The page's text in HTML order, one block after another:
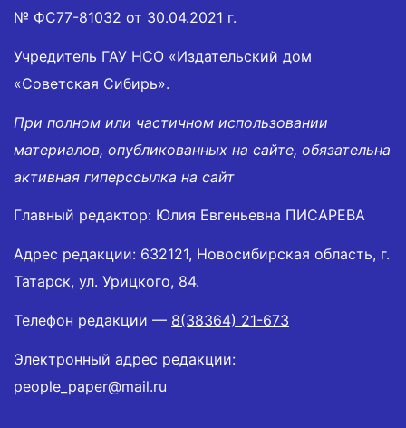
№ ФС77-81032 от 30.04.2021 г.
Учредитель ГАУ НСО «Издательский дом
«Советская Сибирь».
При полном или частичном использовании
материалов, опубликованных на сайте, обязательна
активная гиперссылка на сайт
Главный редактор: Юлия Евгеньевна ПИСАРЕВА
Адрес редакции: 632121, Новосибирская область, г.
Татарск, ул. Урицкого, 84.
Телефон редакции — 8(38364) 21-673
Электронный адрес редакции:
people_paper@mail.ru